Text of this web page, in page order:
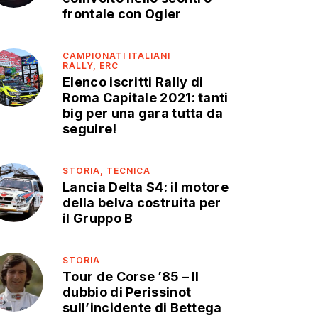
frontale con Ogier
CAMPIONATI ITALIANI
RALLY, ERC
Elenco iscritti Rally di
Roma Capitale 2021: tanti
big per una gara tutta da
seguire!
STORIA, TECNICA
Lancia Delta S4: il motore
della belva costruita per
il Gruppo B
STORIA
Tour de Corse ’85 – Il
dubbio di Perissinot
sull’incidente di Bettega